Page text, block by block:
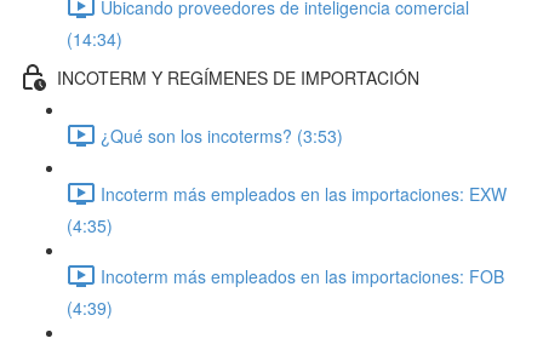
Ubicando proveedores de inteligencia comercial
(14:34)
INCOTERM Y REGÍMENES DE IMPORTACIÓN
¿Qué son los incoterms? (3:53)
Incoterm más empleados en las importaciones: EXW
(4:35)
Incoterm más empleados en las importaciones: FOB
(4:39)